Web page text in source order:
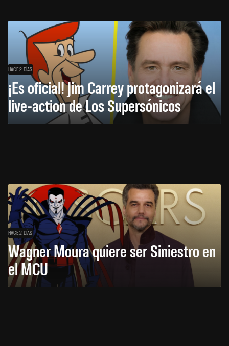
HACE 2 DÍAS
¡Es oficial! Jim Carrey protagonizará el
live-action de Los Supersónicos
HACE 2 DÍAS
Wagner Moura quiere ser Siniestro en
el MCU